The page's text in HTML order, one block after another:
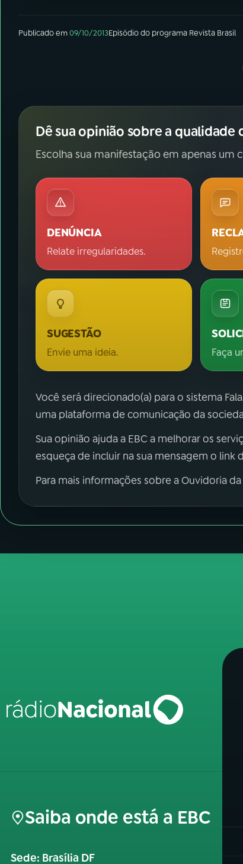
Publicado em09/10/2013Episódiodo programa Revista Brasil
Dê sua opinião sobre a
Escolha sua manifestação em apenas um
DENÚNCIA
Relate irregularidades.
SUGESTÃO
Envie uma ideia. Faça
Você será direcionado(a) para o sistema
uma plataforma de comunicação da
Sua opinião ajuda a EBC a melhorar os
esqueça de incluir na sua mensagem o
Para mais informações sobre a Ouvidoria
Saiba onde está a EBC
Sede: Brasília DF